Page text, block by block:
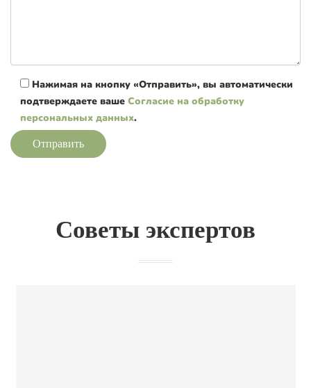
Нажимая на кнопку «Отправить», вы автоматически
подтверждаете ваше Согласие на обработку
персональных данных.
Отправить
Советы экспертов